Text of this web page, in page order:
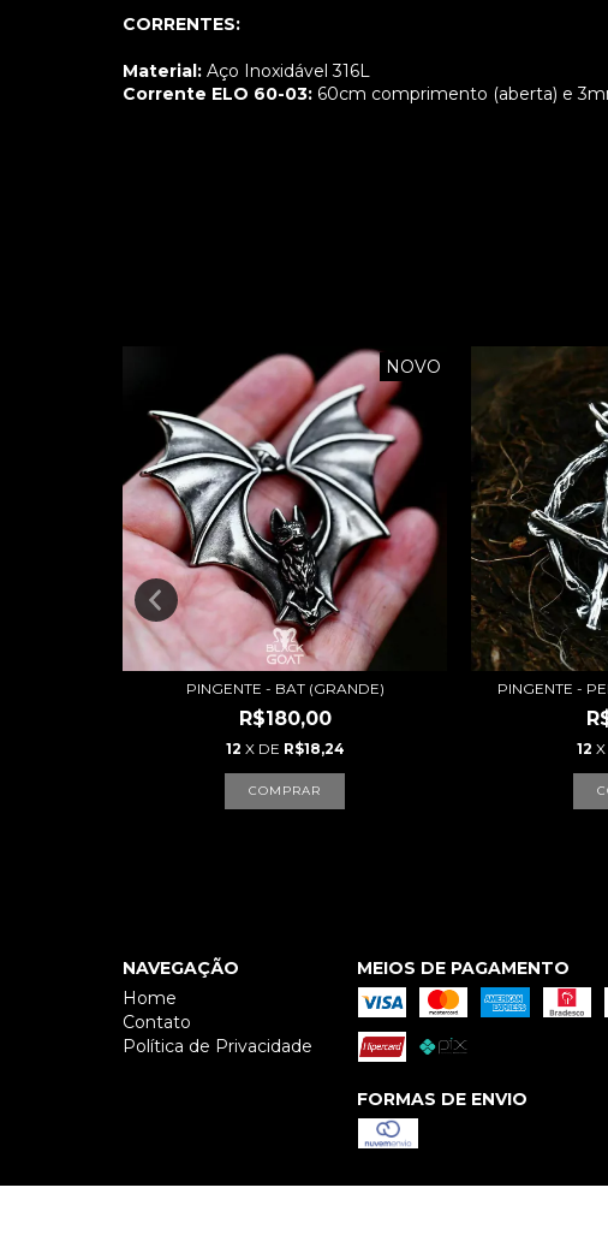
CORRENTES:
Material: Aço Inoxidável 316L
Corrente ELO 60-03: 60cm comprimento (aberta) e
NOVO
PINGENTE - BAT (GRANDE)
R$180,00
12 X DE R$18,24
COMPRAR
PINGENTE -
12
NAVEGAÇÃO
Home
Contato
Política de Privacidade
MEIOS DE PAGAMENTO
FORMAS DE ENVIO